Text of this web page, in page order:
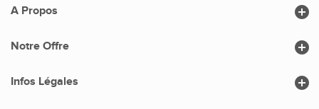
A Propos 
Notre Offre 
Infos Légales 